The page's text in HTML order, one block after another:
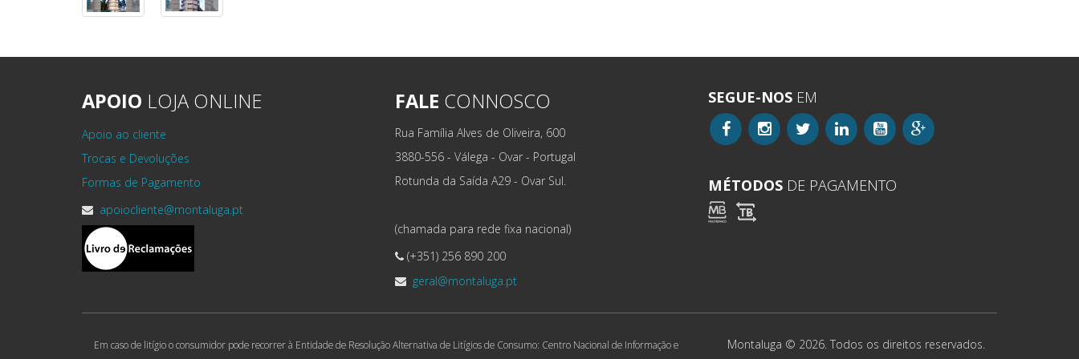
APOIO LOJA ONLINE
Apoio ao cliente
Trocas e Devoluções
Formas de Pagamento
apoiocliente@montaluga.pt
FALE CONNOSCO
Rua Família Alves de Oliveira, 600
3880-556 - Válega - Ovar - Portugal
Rotunda da Saída A29 - Ovar Sul.
(chamada para rede fixa nacional)
(+351) 256 890 200
geral@montaluga.pt
SEGUE-NOS EM
MÉTODOS DE PAGAMENTO
Em caso de litígio o consumidor pode recorrer à Entidade de Resolução Alternativa de Litígios de Consumo: Centro Nacional de Informação e
Montaluga © 2026. Todos os direitos reservados.